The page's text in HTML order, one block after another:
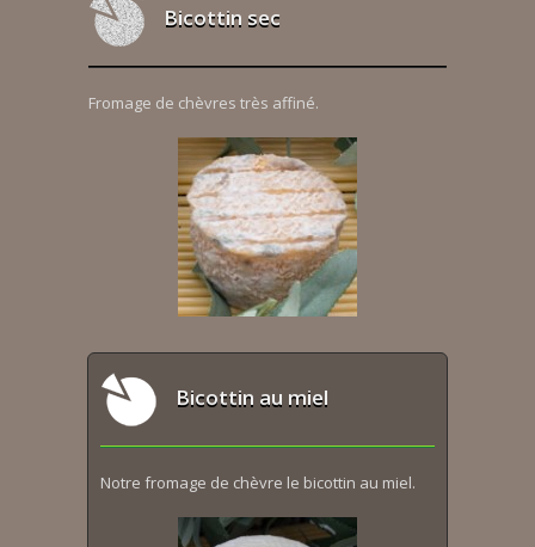
Bicottin sec
Fromage de chèvres très affiné.
Bicottin au miel
Notre fromage de chèvre le bicottin au miel.